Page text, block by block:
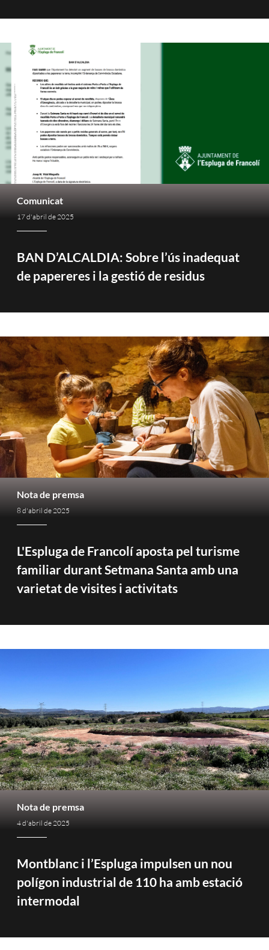
Comunicat
17 d'abril de 2025
BAN D’ALCALDIA: Sobre l’ús inadequat
de papereres i la gestió de residus
Nota de premsa
8 d'abril de 2025
L'Espluga de Francolí aposta pel turisme
familiar durant Setmana Santa amb una
varietat de visites i activitats
Nota de premsa
4 d'abril de 2025
Montblanc i l’Espluga impulsen un nou
polígon industrial de 110 ha amb estació
intermodal